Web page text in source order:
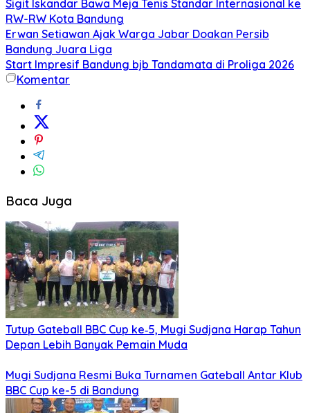
Sigit Iskandar Bawa Meja Tenis Standar Internasional ke
RW-RW Kota Bandung
Erwan Setiawan Ajak Warga Jabar Doakan Persib
Bandung Juara Liga
Start Impresif Bandung bjb Tandamata di Proliga 2026
Komentar
Baca Juga
Tutup Gateball BBC Cup ke‑5, Mugi Sudjana Harap Tahun
Depan Lebih Banyak Pemain Muda
Mugi Sudjana Resmi Buka Turnamen Gateball Antar Klub
BBC Cup ke-5 di Bandung